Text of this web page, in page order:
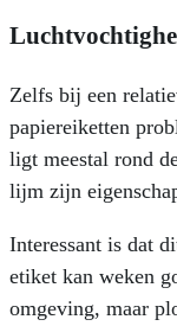
Zelfs bij een
papiereiketten
ligt meestal rond
lijm zijn
Interessant is dat
etiket kan weken
omgeving, maar